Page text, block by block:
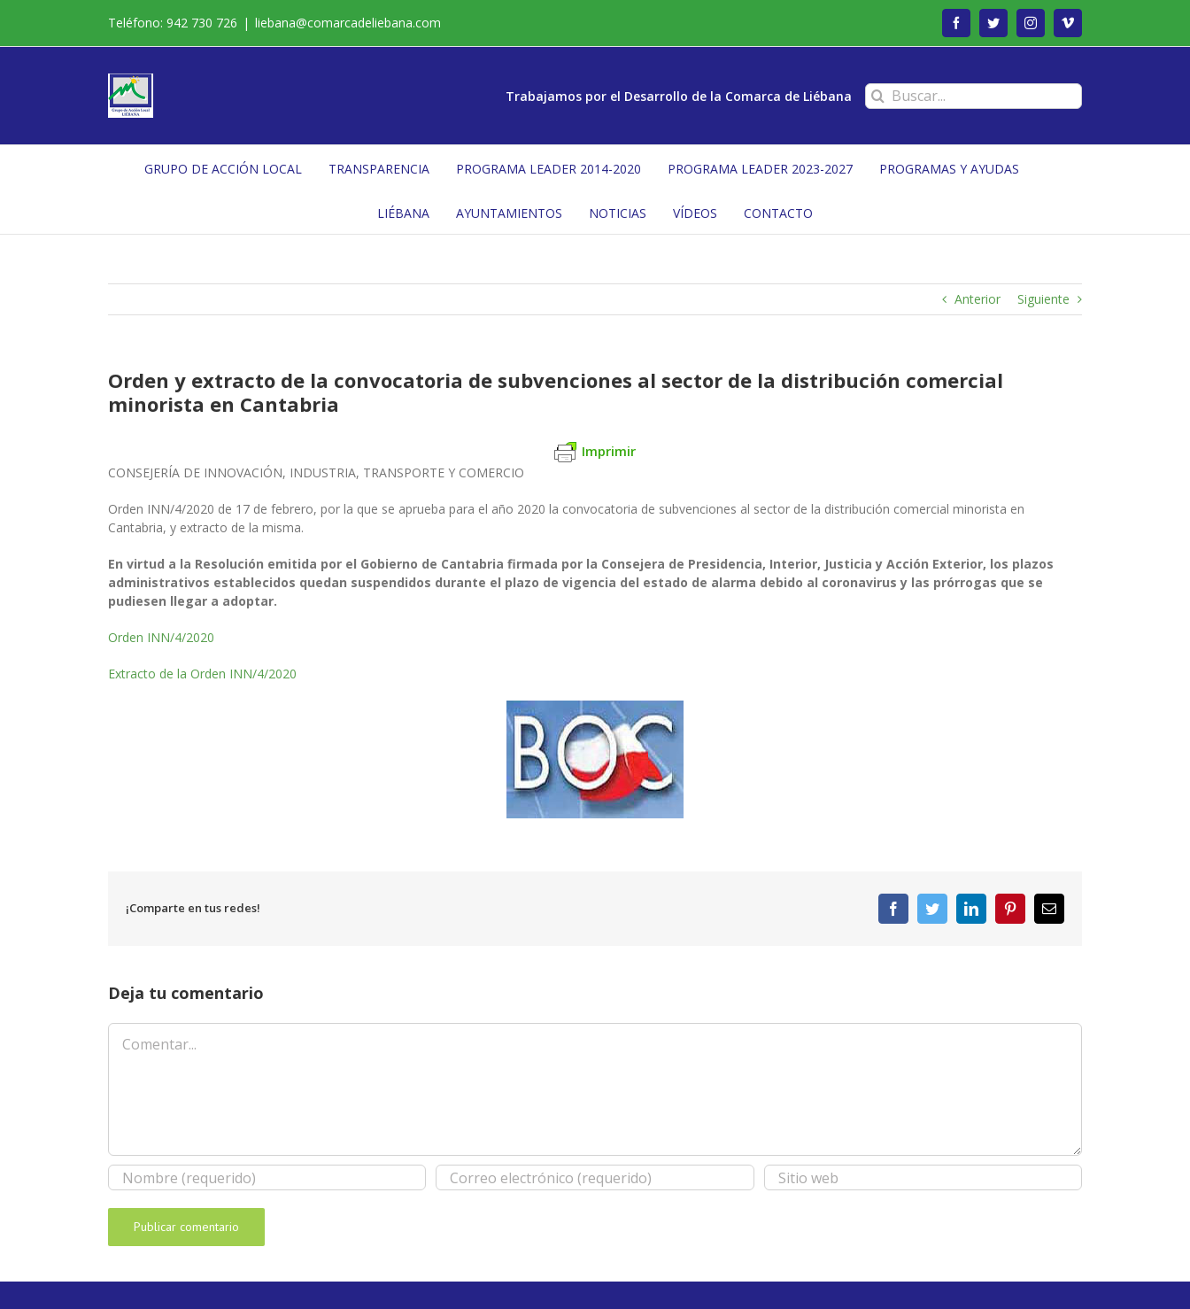
contenido
Teléfono: 942 730 726 | liebana@comarcadeliebana.com FacebookTwitterInstagramVimeo
Trabajamos por el Desarrollo de la Comarca de Liébana Buscar:
GRUPO DE ACCIÓN LOCAL TRANSPARENCIA PROGRAMA LEADER 2014-2020 PROGRAMA LEADER 2023-2027 PROGRAMAS Y AYUDAS
LIÉBANA AYUNTAMIENTOS NOTICIAS VÍDEOS CONTACTO
Anterior Siguiente
Orden y extracto de la convocatoria de subvenciones al sector de la distribución comercial
minorista en Cantabria
Imprimir
CONSEJERÍA DE INNOVACIÓN, INDUSTRIA, TRANSPORTE Y COMERCIO
Orden INN/4/2020 de 17 de febrero, por la que se aprueba para el año 2020 la convocatoria de subvenciones al sector de la distribución comercial minorista en
Cantabria, y extracto de la misma.
En virtud a la Resolución emitida por el Gobierno de Cantabria firmada por la Consejera de Presidencia, Interior, Justicia y Acción Exterior, los plazos
administrativos establecidos quedan suspendidos durante el plazo de vigencia del estado de alarma debido al coronavirus y las prórrogas que se
pudiesen llegar a adoptar.
Orden INN/4/2020
Extracto de la Orden INN/4/2020
¡Comparte en tus redes! FacebookTwitterLinkedInPinterestCorreo
electrónico
Deja tu comentario
Comentar